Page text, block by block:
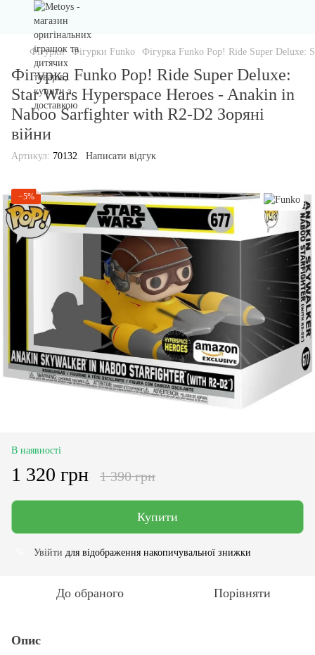
Фігурки Фігурки Funko Фігурка Funko Pop! Ride Super Deluxe:
Фігурка Funko Pop! Ride Super Deluxe:
Star Wars Hyperspace Heroes - Anakin in
Naboo Sarfighter with R2-D2 Зоряні
війни
Артикул: 70132 Написати відгук
−5%
В наявності
1 320 грн 1 390 грн
Купити
Увійти для відображення накопичувальної знижки
До обраного Порівняти
Опис